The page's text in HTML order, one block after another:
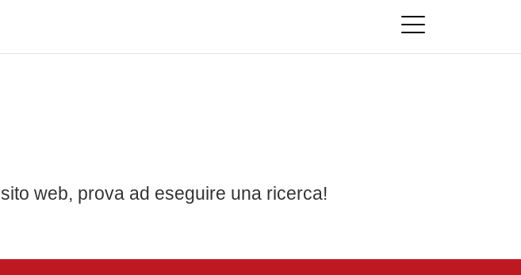
web, prova ad eseguire una ricerca!